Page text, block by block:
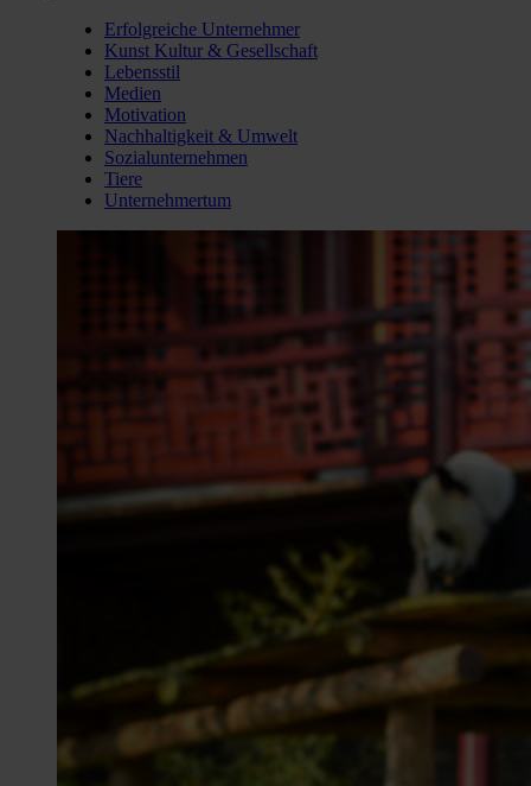
Erfolgreiche Unternehmer
Kunst Kultur & Gesellschaft
Lebensstil
Medien
Motivation
Nachhaltigkeit & Umwelt
Sozialunternehmen
Tiere
Unternehmertum